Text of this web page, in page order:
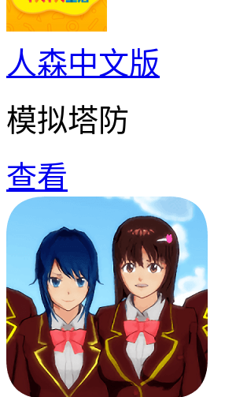
人森中文版
模拟塔防
查看